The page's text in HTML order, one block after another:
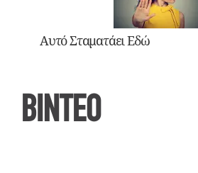
Αυτό Σταματάει Εδώ
ΒΙΝΤΕΟ